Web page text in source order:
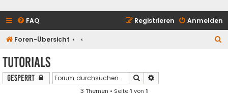
FAQ Anmelden
Registrieren
Foren-Übersicht
Tutorials
Gesperrt Suche
3 Themen • Seite1 von 1